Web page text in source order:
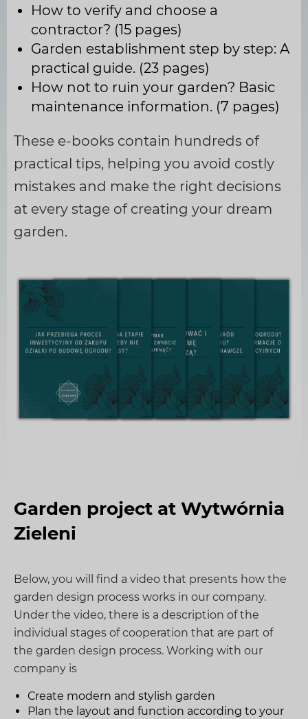
How to verify and choose a
contractor? (15 pages)
Garden establishment step by step: A
practical guide. (23 pages)
How not to ruin your garden? Basic
maintenance information. (7 pages)
These e-books contain hundreds of
practical tips, helping you avoid costly
mistakes and make the right decisions
at every stage of creating your dream
garden.
Garden project at Wytwórnia
Zieleni
Below, you will find a video that presents how the
garden design process works in our company.
Under the video, there is a description of the
individual stages of cooperation that are part of
the garden design process. Working with our
company is
Create modern and stylish garden
Plan the layout and function according to your